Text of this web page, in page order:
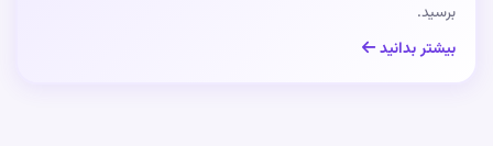
برسید.
بیشتر بدانید